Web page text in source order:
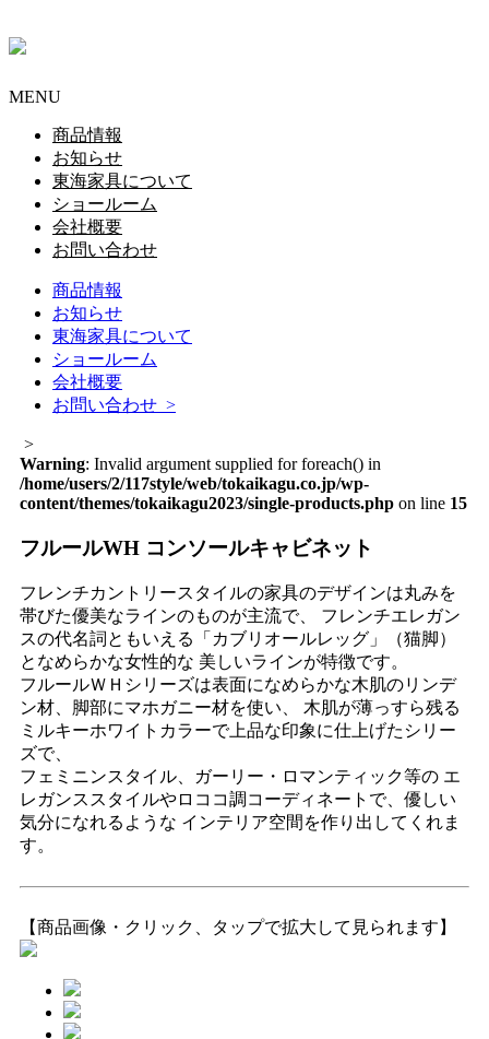
MENU
商品情報
お知らせ
東海家具について
ショールーム
会社概要
お問い合わせ
商品情報
お知らせ
東海家具について
ショールーム
会社概要
お問い合わせ >
>
Warning: Invalid argument supplied for foreach() in
/home/users/2/117style/web/tokaikagu.co.jp/wp-
content/themes/tokaikagu2023/single-products.php on line 15
フルールWH コンソールキャビネット
フレンチカントリースタイルの家具のデザインは丸みを
帯びた優美なラインのものが主流で、 フレンチエレガン
スの代名詞ともいえる「カブリオールレッグ」（猫脚）
となめらかな女性的な 美しいラインが特徴です。
フルールＷＨシリーズは表面になめらかな木肌のリンデ
ン材、脚部にマホガニー材を使い、 木肌が薄っすら残る
ミルキーホワイトカラーで上品な印象に仕上げたシリー
ズで、
フェミニンスタイル、ガーリー・ロマンティック等の エ
レガンススタイルやロココ調コーディネートで、優しい
気分になれるような インテリア空間を作り出してくれま
す。
【商品画像・クリック、タップで拡大して見られます】